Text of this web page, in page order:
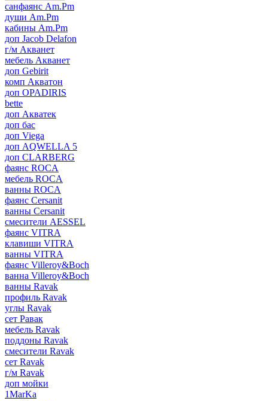
санфаянс Am.Pm
души Am.Pm
кабины Am.Pm
доп Jacob Delafon
г/м Акванет
мебель Акванет
доп Gebirit
комп Акватон
доп OPADIRIS
bette
доп Акватек
доп бас
доп Viega
доп AQWELLA 5
доп CLARBERG
фаянс ROCA
мебель ROCA
ванны ROCA
фаянс Cersanit
ванны Cersanit
смесители AESSEL
фаянс VITRA
клавиши VITRA
ванны VITRA
фаянс Villeroy&Boch
ванна Villeroy&Boch
ванны Ravak
профиль Ravak
углы Ravak
сет Равак
мебель Ravak
поддоны Ravak
смесители Ravak
сет Ravak
г/м Ravak
доп мойки
1MarKa